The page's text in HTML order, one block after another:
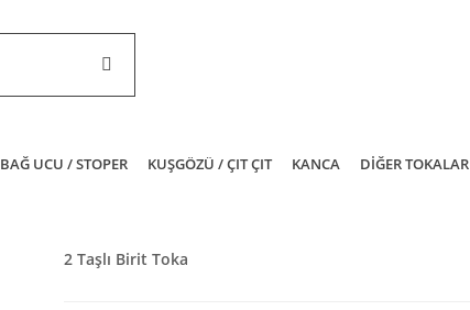
BAĞ UCU / STOPER KUŞGÖZÜ / ÇIT ÇIT KANCA DİĞER TOKALAR
2 Taşlı Birit Toka